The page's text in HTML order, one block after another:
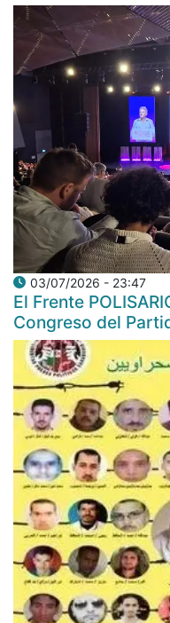
03/07/2026 - 23:47
El Frente
Congreso del